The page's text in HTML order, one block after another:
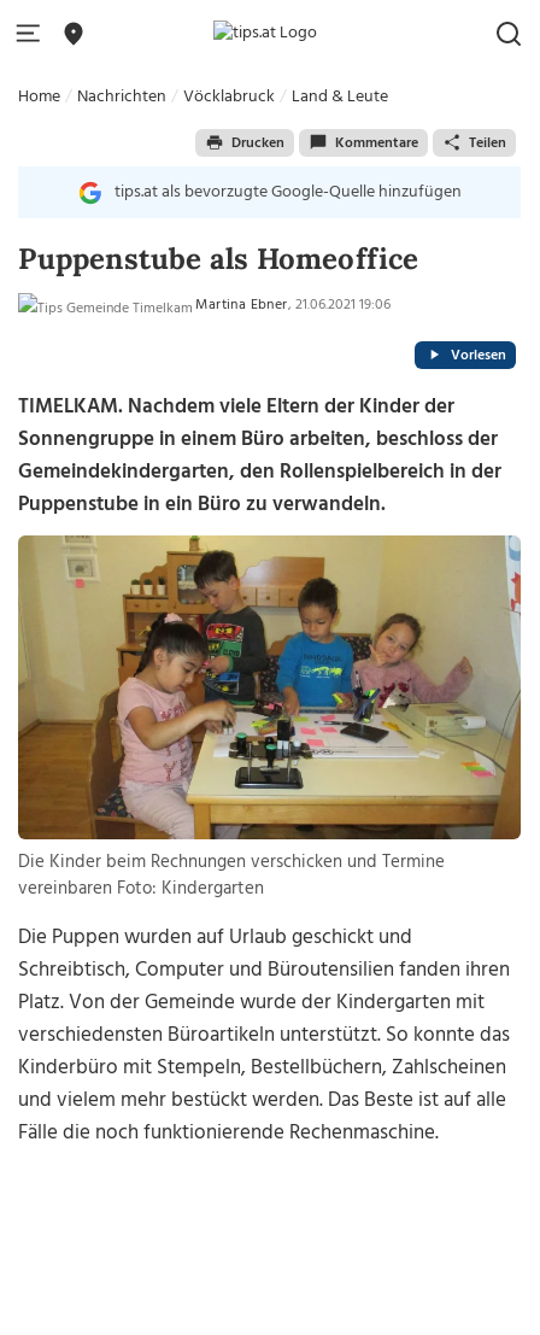
Home Nachrichten Vöcklabruck Land & Leute
Drucken Kommentare Teilen
tips.at als bevorzugte Google-Quelle hinzufügen
Puppenstube als Homeoffice
Martina Ebner, 21.06.2021 19:06
Vorlesen
TIMELKAM. Nachdem viele Eltern der Kinder der
Sonnengruppe in einem Büro arbeiten, beschloss der
Gemeindekindergarten, den Rollenspielbereich in der
Puppenstube in ein Büro zu verwandeln.
Die Kinder beim Rechnungen verschicken und Termine
vereinbaren Foto: Kindergarten
Die Puppen wurden auf Urlaub geschickt und
Schreibtisch, Computer und Büroutensilien fanden ihren
Platz. Von der Gemeinde wurde der Kindergarten mit
verschiedensten Büroartikeln unterstützt. So konnte das
Kinderbüro mit Stempeln, Bestellbüchern, Zahlscheinen
und vielem mehr bestückt werden. Das Beste ist auf alle
Fälle die noch funktionierende Rechenmaschine.